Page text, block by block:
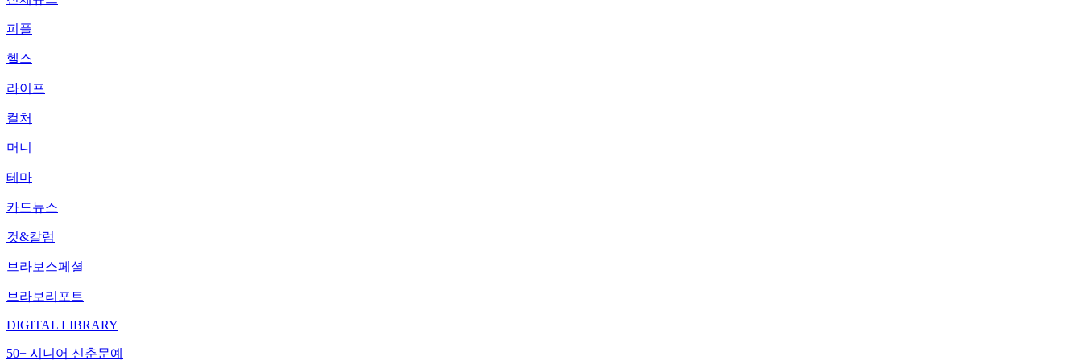
피플
헬스
라이프
컬처
머니
테마
카드뉴스
컷&칼럼
브라보스페셜
브라보리포트
DIGITAL LIBRARY
50+ 시니어 신춘문예